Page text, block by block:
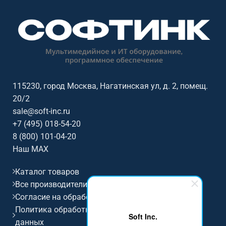
Soft Inc.
В составе комплекта рельса
длиной 4,8 м., рельсовые доски
настенные доски 100х120
17 (230х1590) – 4 шт., стяжка
1060 – 4 шт.
В составе комплекта рельса
длиной 4,8 м., рельсовые доски
настенные доски 100х120
17 (230х1590) – 4 шт., стяжка
1060 – 4 шт.
115230, город Москва, Нагатинская ул, д. 2, помещ.
20/2
sale@soft-inc.ru
+7 (495) 018-54-20
8 (800) 101-04-20
Наш MAX
Каталог товаров
Все производители
Согласие на обработку персональных данных
Политика обработки и защиты персональных
данных